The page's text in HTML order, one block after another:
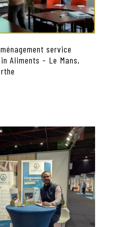
service
Aliments - Le Mans,